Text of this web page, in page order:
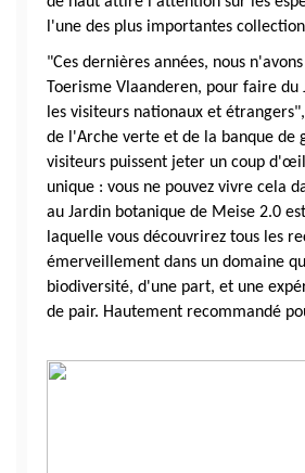
l'une des plus importantes
"Ces dernières années, nous
Toerisme Vlaanderen, pour faire
les visiteurs nationaux et
de l'Arche verte et de la banque de
visiteurs puissent jeter un coup
unique : vous ne pouvez vivre cela
au Jardin botanique de Meise 2.0
laquelle vous découvrirez tous les
émerveillement dans un domaine
biodiversité, d'une part, et une
de pair. Hautement recommandé